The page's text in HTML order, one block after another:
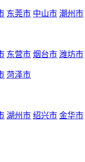
东莞市 中山市 潮州市
东营市 烟台市 潍坊市
菏泽市
湖州市 绍兴市 金华市